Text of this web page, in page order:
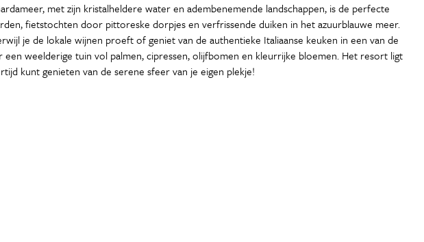
met zijn kristalheldere water en adembenemende landschappen, is de perfecte
fietstochten door pittoreske dorpjes en verfrissende duiken in het azuurblauwe meer.
je de lokale wijnen proeft of geniet van de authentieke Italiaanse keuken in een van de
weelderige tuin vol palmen, cipressen, olijfbomen en kleurrijke bloemen. Het resort ligt
kunt genieten van de serene sfeer van je eigen plekje!